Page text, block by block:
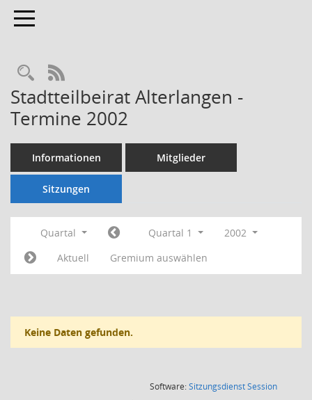
Toggle navigation
Rechercheauswahl
RSS-Feed
Stadtteilbeirat Alterlangen -
Termine 2002
Informationen Mitglieder
Sitzungen
Quartal Quartal 1
2002
Aktuell
Gremium auswählen
Keine Daten gefunden.
Software:SitzungsdienstSession(Wird in